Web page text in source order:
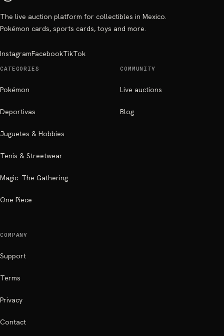
The live auction platform for collectibles in Mexico.
Pokémon cards, sports cards, toys and more.
InstagramFacebookTikTok
CATEGORIES
Pokémon
Deportivas
Juguetes & Hobbies
Tenis & Streetwear
Magic: The Gathering
One Piece
COMMUNITY
Live auctions
Blog
COMPANY
Support
Terms
Privacy
Contact